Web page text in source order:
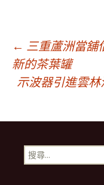
文
章
導
航
← 三重蘆洲當舖
新的茶葉罐
示波器引進雲
搜
尋